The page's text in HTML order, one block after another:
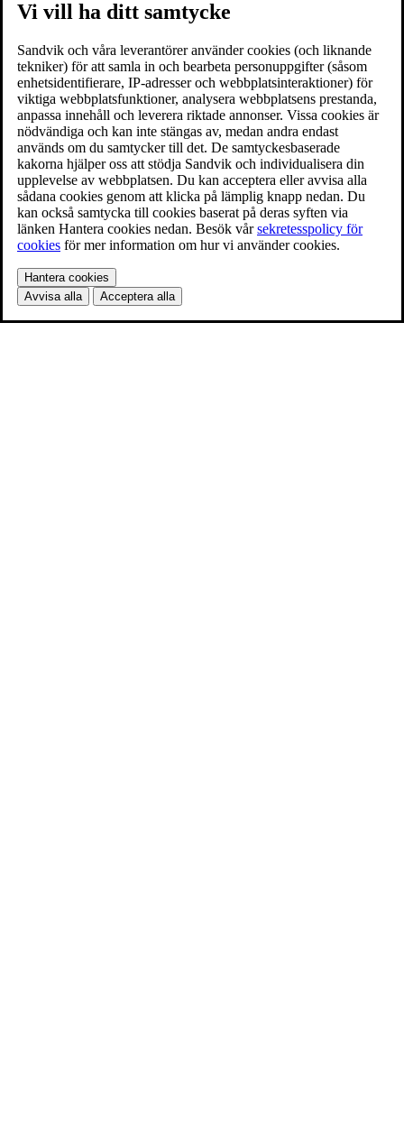
Vi vill ha ditt samtycke
Sandvik och våra leverantörer använder cookies (och liknande
tekniker) för att samla in och bearbeta personuppgifter (såsom
enhetsidentifierare, IP-adresser och webbplatsinteraktioner) för
viktiga webbplatsfunktioner, analysera webbplatsens prestanda,
anpassa innehåll och leverera riktade annonser. Vissa cookies är
nödvändiga och kan inte stängas av, medan andra endast
används om du samtycker till det. De samtyckesbaserade
kakorna hjälper oss att stödja Sandvik och individualisera din
upplevelse av webbplatsen. Du kan acceptera eller avvisa alla
sådana cookies genom att klicka på lämplig knapp nedan. Du
kan också samtycka till cookies baserat på deras syften via
länken Hantera cookies nedan. Besök vårsekretesspolicy för
cookies för mer information om hur vi använder cookies.
Hantera cookies
Avvisa alla
Acceptera alla